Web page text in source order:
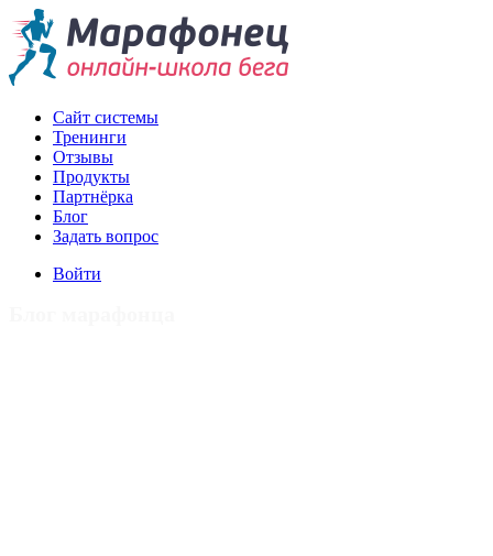
Сайт системы
Тренинги
Отзывы
Продукты
Партнёрка
Блог
Задать вопрос
Войти